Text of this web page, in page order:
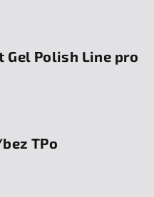
Gel Polish Line pro
TPo